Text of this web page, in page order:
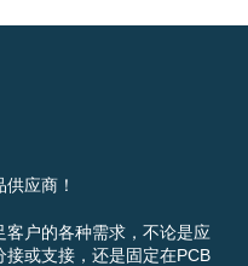
应商！
户的各种需求，不论是应
接或支接，还是固定在PCB